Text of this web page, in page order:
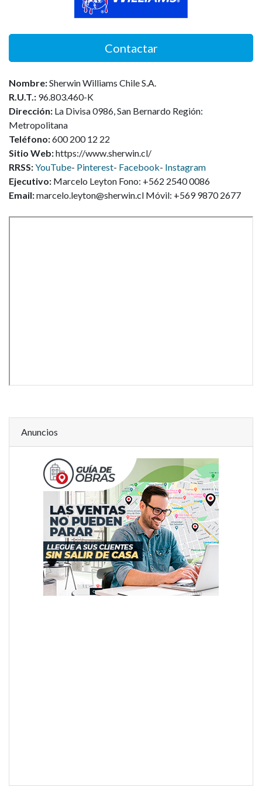
Contactar
Nombre:Sherwin Williams Chile S.A.
R.U.T.: 96.803.460-K
Dirección: La Divisa 0986, San Bernardo Región:
Metropolitana
Teléfono:600 200 12 22
Sitio Web:https://www.sherwin.cl/
RRSS:YouTube- Pinterest- Facebook- Instagram
Ejecutivo: Marcelo Leyton Fono: +562 2540 0086
Email:marcelo.leyton@sherwin.cl Móvil: +569 9870 2677
Anuncios